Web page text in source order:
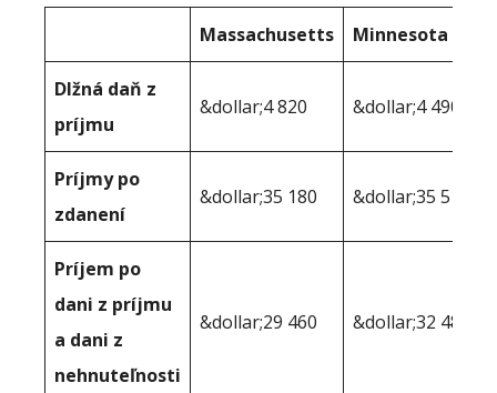
Massachusetts Minnesota
Dlžná daň z
príjmu
&dollar;4 820 &dollar;4 490
Príjmy po
zdanení
&dollar;35 180 &dollar;35 510
Príjem po
dani z príjmu
a dani z
nehnuteľnosti
&dollar;29 460 &dollar;32 483